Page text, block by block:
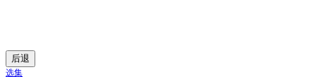
后退
选集